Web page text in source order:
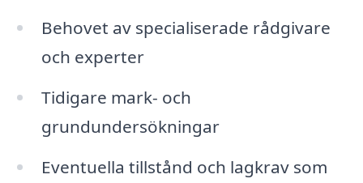
Behovet av specialiserade rådgivare
och experter
Tidigare mark- och
grundundersökningar
Eventuella tillstånd och lagkrav som